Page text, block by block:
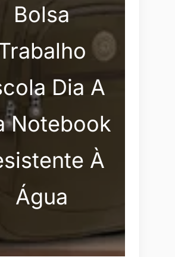
Bolsa
Dia A
Notebook
À
Água